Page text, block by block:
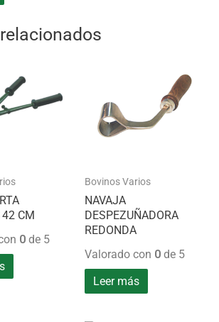
42 CM
0 de 5
Bovinos Varios
NAVAJA
DESPEZUÑADORA
REDONDA
Valorado con 0de 5
Leer más